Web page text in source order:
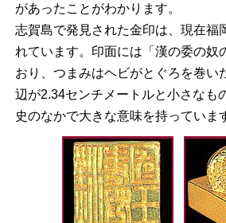
があったことがわかります。
志賀島で発見された金印は、現在福
れています。印面には「漢の委の奴
おり、つまみはヘビがとぐろを巻い
辺が2.34センチメートルと小さなも
史のなかで大きな意味を持っていま